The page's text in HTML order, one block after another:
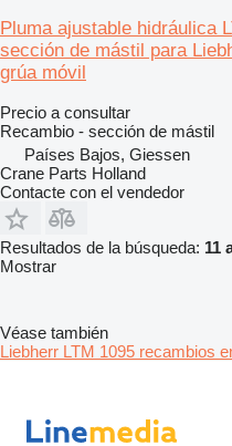
Pluma ajustable hidráulica
sección de mástil para
grúa móvil
Precio a consultar
Recambio - sección de mástil
Países Bajos, Giessen
Crane Parts Holland
Contacte con el vendedor
Resultados de la búsqueda: 11
Mostrar
Véase también
Liebherr LTM 1095 recambios